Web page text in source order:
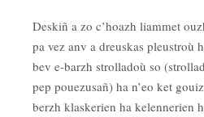
Deskiñ a zo c’hoazh liammet
pa vez anv a dreuskas pleustroù
bev e-barzh strolladoù so
pep pouezusañ) ha n’eo ket
berzh klaskerien ha kelennerien